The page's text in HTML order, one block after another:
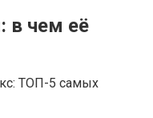
в чем её